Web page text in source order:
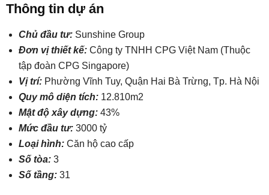
Thông tin dự án
Chủ đầu tư: Sunshine Group
Đơn vị thiết kế: Công ty TNHH CPG Việt Nam (Thuộc
tập đoàn CPG Singapore)
Vị trí: Phường Vĩnh Tuy, Quận Hai Bà Trừng, Tp. Hà Nội
Quy mô diện tích: 12.810m2
Mật độ xây dựng: 43%
Mức đầu tư: 3000 tỷ
Loại hình: Căn hộ cao cấp
Số tòa: 3
Số tầng: 31